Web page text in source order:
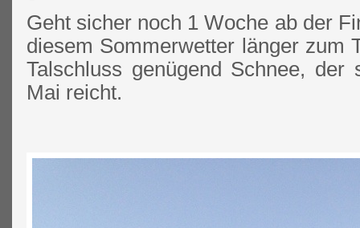
Geht sicher noch 1 Woche ab der
diesem Sommerwetter länger zum
Talschluss genügend Schnee,
Mai reicht.